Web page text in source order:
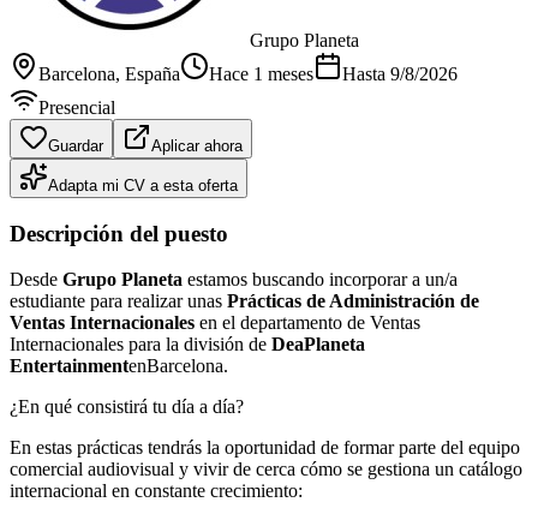
Grupo Planeta
Barcelona, España Hace 1 meses Hasta 9/8/2026
Presencial
Guardar Aplicar ahora
Adapta mi CV a esta oferta
Descripción del puesto
Desde Grupo Planeta estamos buscando incorporar a un/a
estudiante para realizar unas Prácticas de Administración de
Ventas Internacionales en el departamento de Ventas
Internacionales para la división de DeaPlaneta
EntertainmentenBarcelona.
¿En qué consistirá tu día a día?
En estas prácticas tendrás la oportunidad de formar parte del equipo
comercial audiovisual y vivir de cerca cómo se gestiona un catálogo
internacional en constante crecimiento: